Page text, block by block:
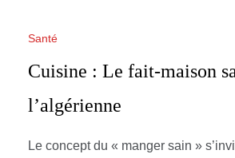
Santé
Cuisine : Le fait-maison
l’algérienne
Le concept du « manger sain »